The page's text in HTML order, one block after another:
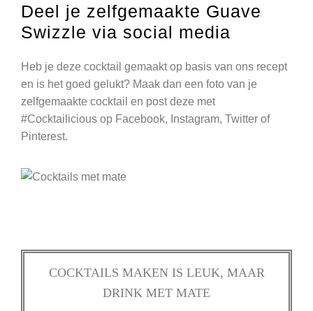
Deel je zelfgemaakte Guave
Swizzle via social media
Heb je deze cocktail gemaakt op basis van ons recept
en is het goed gelukt? Maak dan een foto van je
zelfgemaakte cocktail en post deze met
#Cocktailicious op Facebook, Instagram, Twitter of
Pinterest.
COCKTAILS MAKEN IS LEUK, MAAR
DRINK MET MATE